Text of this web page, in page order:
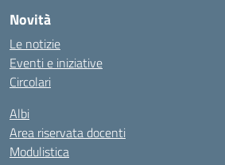
Novità
Le notizie
Eventi e iniziative
Circolari
Albi
Area riservata docenti
Modulistica